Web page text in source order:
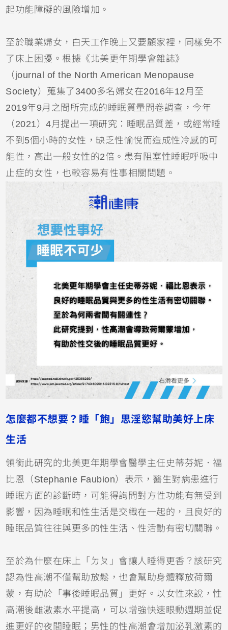
起功能障礙的風險增加。
至於職業婦女，白天工作晚上又要顧家裡，同樣免不
了床上困擾。根據《北美更年期學會雜誌》
（journal of the North American Menopause
Society）蒐集了3400多名婦女在2016年12月至
2019年9月之間所完成的睡眠質量問卷調查，今年
（2021）4月提出一項研究：睡眠品質差，或經常睡
不到5個小時的女性，缺乏性愉悅而造成性冷感的可
能性，高出一般女性的2倍。患有阻塞性睡眠呼吸中
止症的女性，也較容易有性事相關問題。
怎麼都不想要？睡「飽」思淫慾幫助美好上床
生活
領銜此研究的北美更年期學會醫學主任史蒂芬妮．福
比恩（Stephanie Faubion）表示，醫生對病患進行
睡眠方面的診斷時，可能得詢問對方性功能有無受到
影響，因為睡眠和性生活是交織在一起的，且良好的
睡眠品質往往與更多的性生活、性活動有密切關聯。
至於為什麼在床上「ㄉㄆ」會讓人睡得更香？該研究
認為性高潮不僅幫助放鬆，也會幫助身體釋放荷爾
蒙，有助於「事後睡眠品質」更好。以女性來說，性
高潮後雌激素水平提高，可以增強快速眼動週期並促
進更好的夜間睡眠；男性的性高潮會增加泌乳激素的